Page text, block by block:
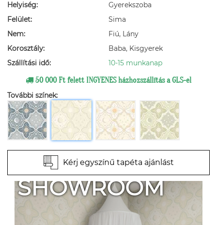
Helyiség:
Gyerekszoba
Felület:
Sima
Nem:
Fiú, Lány
Korosztály:
Baba, Kisgyerek
Szállítási idő:
10-15 munkanap
50 000 Ft felett INGYENES házhozszállítás a GLS-el
További színek:
Kérj egyszínű tapéta ajánlást
SHOWROOM